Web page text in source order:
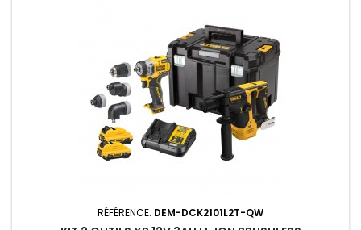
RÉFÉRENCE: DEM-DCK2101L2T-QW